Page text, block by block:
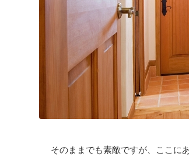
そのままでも素敵ですが、ここに